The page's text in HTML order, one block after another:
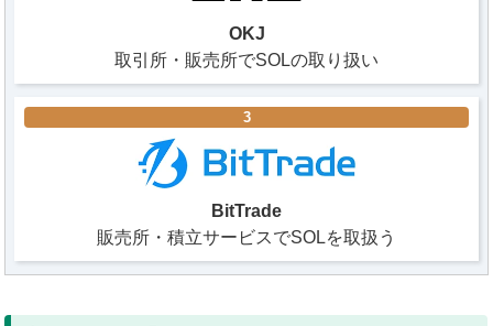
OKJ
取引所・販売所でSOLの取り扱い
3
BitTrade
販売所・積立サービスでSOLを取扱う